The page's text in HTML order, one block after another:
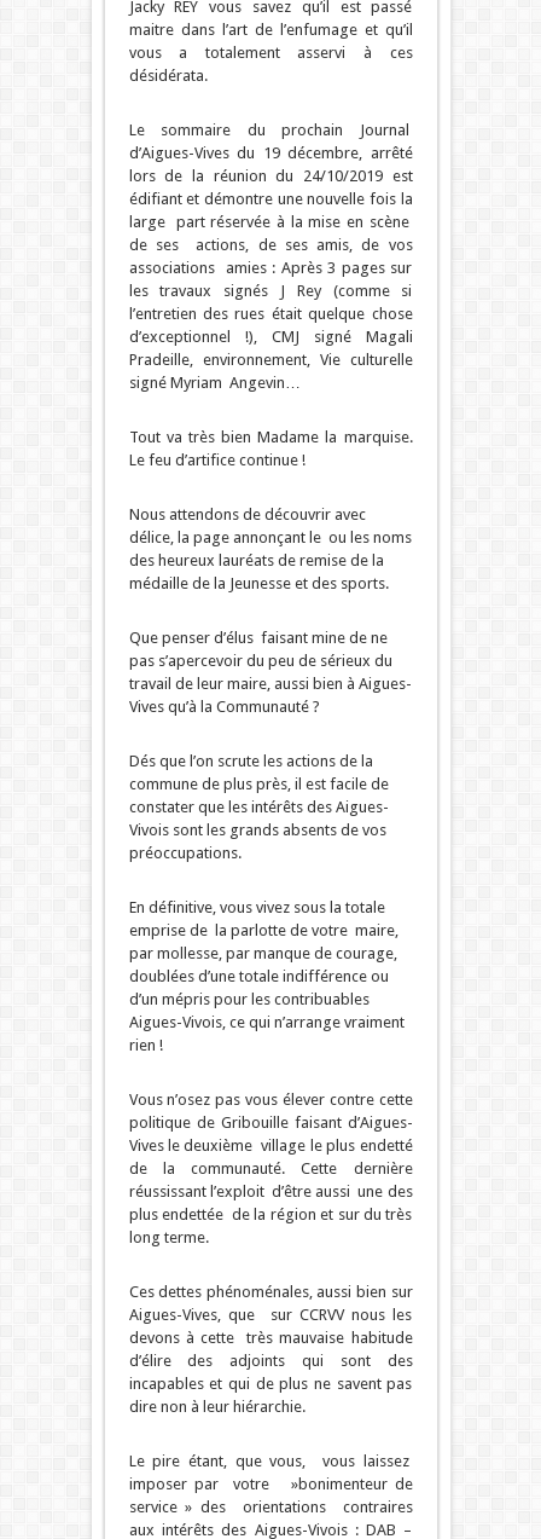
Jacky REY vous savez qu’il est passé
maitre dans l’art de l’enfumage et qu’il
vous a totalement asservi à ces
désidérata.
Le sommaire du prochain Journal
d’Aigues-Vives du 19 décembre, arrêté
lors de la réunion du 24/10/2019 est
édifiant et démontre une nouvelle fois la
large part réservée à la mise en scène
de ses actions, de ses amis, de vos
associations amies : Après 3 pages sur
les travaux signés J Rey (comme si
l’entretien des rues était quelque chose
d’exceptionnel !), CMJ signé Magali
Pradeille, environnement, Vie culturelle
signé Myriam Angevin…
Tout va très bien Madame la marquise.
Le feu d’artifice continue !
Nous attendons de découvrir avec
délice, la page annonçant le ou les noms
des heureux lauréats de remise de la
médaille de la Jeunesse et des sports.
Que penser d’élus faisant mine de ne
pas s’apercevoir du peu de sérieux du
travail de leur maire, aussi bien à Aigues-
Vives qu’à la Communauté ?
Dés que l’on scrute les actions de la
commune de plus près, il est facile de
constater que les intérêts des Aigues-
Vivois sont les grands absents de vos
préoccupations.
En définitive, vous vivez sous la totale
emprise de la parlotte de votre maire,
par mollesse, par manque de courage,
doublées d’une totale indifférence ou
d’un mépris pour les contribuables
Aigues-Vivois, ce qui n’arrange vraiment
rien !
Vous n’osez pas vous élever contre cette
politique de Gribouille faisant d’Aigues-
Vives le deuxième village le plus endetté
de la communauté. Cette dernière
réussissant l’exploit d’être aussi une des
plus endettée de la région et sur du très
long terme.
Ces dettes phénoménales, aussi bien sur
Aigues-Vives, que sur CCRVV nous les
devons à cette très mauvaise habitude
d’élire des adjoints qui sont des
incapables et qui de plus ne savent pas
dire non à leur hiérarchie.
Le pire étant, que vous, vous laissez
imposer par votre »bonimenteur de
service » des orientations contraires
aux intérêts des Aigues-Vivois : DAB –